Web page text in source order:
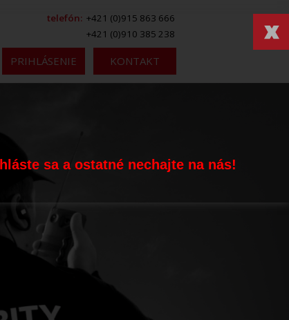
telefón: +421 (0)915 863 666
+421 (0)910 385 238
PRIHLÁSENIE KONTAKT